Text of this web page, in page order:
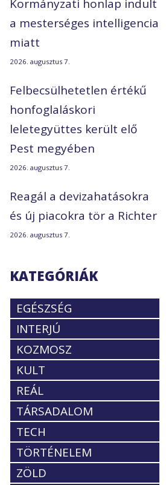
Kormányzati honlap indult
a mesterséges intelligencia
miatt
2026. augusztus 7.
Felbecsülhetetlen értékű
honfoglaláskori
leletegyüttes került elő
Pest megyében
2026. augusztus 7.
Reagál a devizahatásokra
és új piacokra tör a Richter
2026. augusztus 7.
KATEGÓRIÁK
EGÉSZSÉG
INTERJÚ
KOZMOSZ
KULT
REÁL
TÁRSADALOM
TECH
TÖRTÉNELEM
ZÖLD